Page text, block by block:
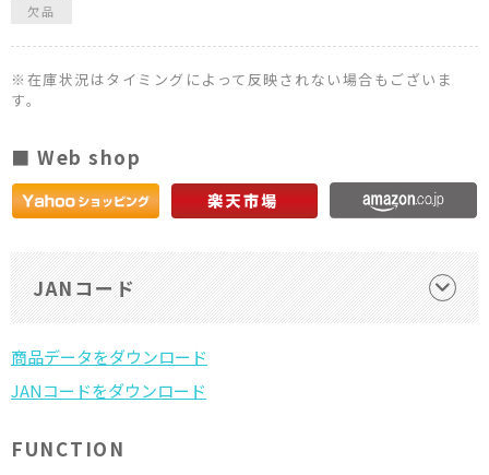
欠品
※在庫状況はタイミングによって反映されない場合もございま
す。
■ Web shop
JANコード
FUNCTION